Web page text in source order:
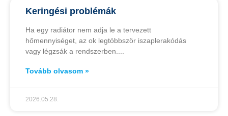
Keringési problémák
Ha egy radiátor nem adja le a tervezett
hőmennyiséget, az ok legtöbbször iszaplerakódás
vagy légzsák a rendszerben.
Tovább olvasom »
2026.05.28.